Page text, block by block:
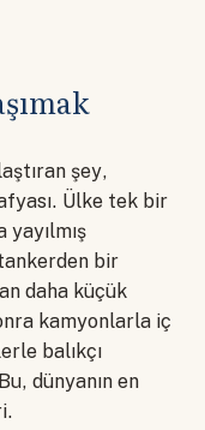
şey,
Ülke tek bir
bir
daha küçük
kamyonlarla iç
balıkçı
dünyanın en